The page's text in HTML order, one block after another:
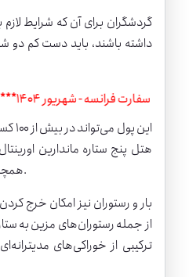
گردشگران برای آن که شرایط
داشته باشند، باید دست ‌کم
قریب الوقوع سفارت فرانسه - شهریور 1404
این
هتل پنج ستاره ماندارین
همچنین ۵۶ هتل دیگر استفاده شود.
از جمله رستوران‌های مزین به
ترکیبی از خوراکی‌های